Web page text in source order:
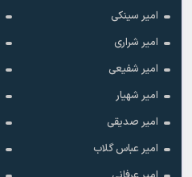
امیر سینکی
امیر شراری
امیر شفیعی
امیر شهیار
امیر صدیقی
امیر عباس گلاب